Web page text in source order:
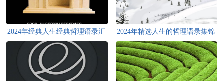
2024年经典人生经典哲理语录汇
编55条
2024年精选人生的哲理语录集锦
50句